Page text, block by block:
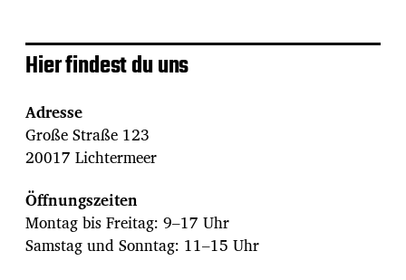
Hier findest du uns
Adresse
Große Straße 123
20017 Lichtermeer
Öffnungszeiten
Montag bis Freitag: 9–17 Uhr
Samstag und Sonntag: 11–15 Uhr